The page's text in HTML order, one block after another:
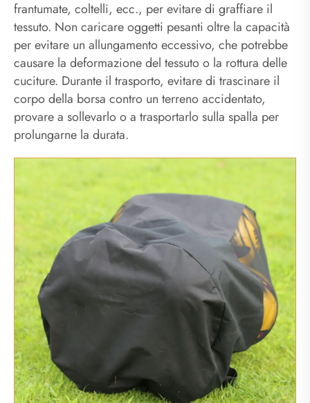
frantumate, coltelli, ecc., per evitare di graffiare il
tessuto. Non caricare oggetti pesanti oltre la capacità
per evitare un allungamento eccessivo, che potrebbe
causare la deformazione del tessuto o la rottura delle
cuciture. Durante il trasporto, evitare di trascinare il
corpo della borsa contro un terreno accidentato,
provare a sollevarlo o a trasportarlo sulla spalla per
prolungarne la durata.